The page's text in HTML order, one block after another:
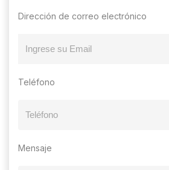
Dirección de correo electrónico
Teléfono
Mensaje